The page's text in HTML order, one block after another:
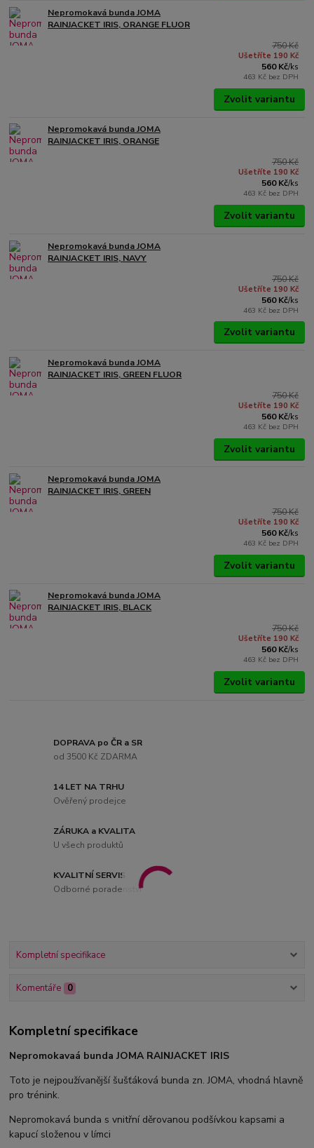
Nepromokavá bunda JOMA
RAINJACKET IRIS, ORANGE FLUOR
750 Kč
Ušetříte 190 Kč
560 Kč/ks
463 Kč bez DPH
Zvolit variantu
Nepromokavá bunda JOMA
RAINJACKET IRIS, ORANGE
750 Kč
Ušetříte 190 Kč
560 Kč/ks
463 Kč bez DPH
Zvolit variantu
Nepromokavá bunda JOMA
RAINJACKET IRIS, NAVY
750 Kč
Ušetříte 190 Kč
560 Kč/ks
463 Kč bez DPH
Zvolit variantu
Nepromokavá bunda JOMA
RAINJACKET IRIS, GREEN FLUOR
750 Kč
Ušetříte 190 Kč
560 Kč/ks
463 Kč bez DPH
Zvolit variantu
Nepromokavá bunda JOMA
RAINJACKET IRIS, GREEN
750 Kč
Ušetříte 190 Kč
560 Kč/ks
463 Kč bez DPH
Zvolit variantu
Nepromokavá bunda JOMA
RAINJACKET IRIS, BLACK
750 Kč
Ušetříte 190 Kč
560 Kč/ks
463 Kč bez DPH
Zvolit variantu
DOPRAVA po ČR a SR
od 3500 Kč ZDARMA
14 LET NA TRHU
Ověřený prodejce
ZÁRUKA a KVALITA
U všech produktů
KVALITNÍ SERVIS
Odborné poradenství
Kompletní specifikace
Komentáře 0
Kompletní specifikace
Nepromokavaá bunda JOMA RAINJACKET IRIS
Toto je nejpoužívanější šušťáková bunda zn. JOMA, vhodná hlavně
pro trénink.
Nepromokavá bunda s vnitřní děrovanou podšívkou kapsami a
kapucí složenou v límci